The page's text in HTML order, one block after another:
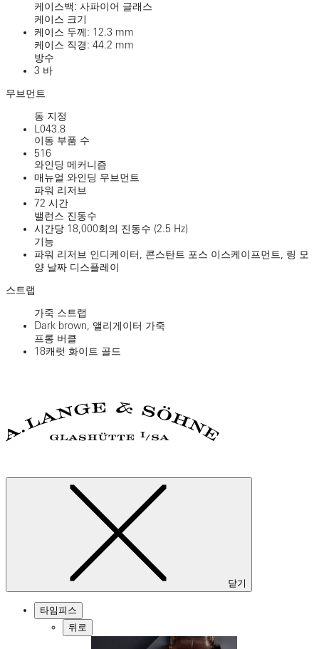
케이스백: 사파이어 글래스
케이스 크기
케이스 두께: 12.3 mm
케이스 직경: 44.2 mm
방수
3 바
무브먼트
동 지정
L043.8
이동 부품 수
516
와인딩 메커니즘
매뉴얼 와인딩 무브먼트
파워 리저브
72 시간
밸런스 진동수
시간당 18,000회의 진동수 (2.5 Hz)
기능
파워 리저브 인디케이터, 콘스탄트 포스 이스케이프먼트, 링 모
양 날짜 디스플레이
스트랩
가죽 스트랩
Dark brown, 앨리게이터 가죽
프롱 버클
18캐럿 화이트 골드
닫기
타임피스
뒤로